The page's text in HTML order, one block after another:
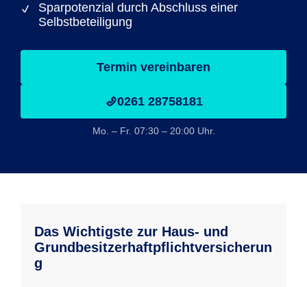
Sparpotenzial durch Abschluss einer
Selbstbeteiligung
Termin vereinbaren
0261 28758181
Mo. – Fr. 07:30 – 20:00 Uhr.
Das Wichtigste zur Haus- und
Grundbesitzerhaftpflichtversicherun
g